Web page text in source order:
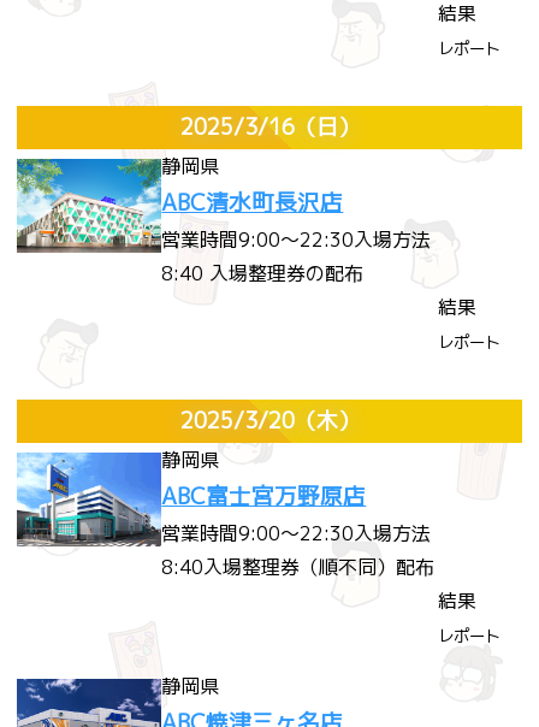
結果
レポート
2025/3/16（日）
静岡県
ABC清水町長沢店
営業時間9:00～22:30入場方法
8:40 入場整理券の配布
結果
レポート
2025/3/20（木）
静岡県
ABC富士宮万野原店
営業時間9:00～22:30入場方法
8:40入場整理券（順不同）配布
結果
レポート
静岡県